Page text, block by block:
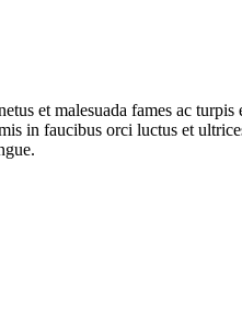
et malesuada fames ac
in faucibus orci luctus et